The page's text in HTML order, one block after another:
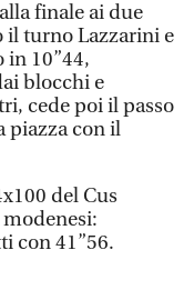
finale ai due
il turno Lazzarini e
10”44,
blocchi e
cede poi il passo
piazza con il
del Cus
con 41”56.